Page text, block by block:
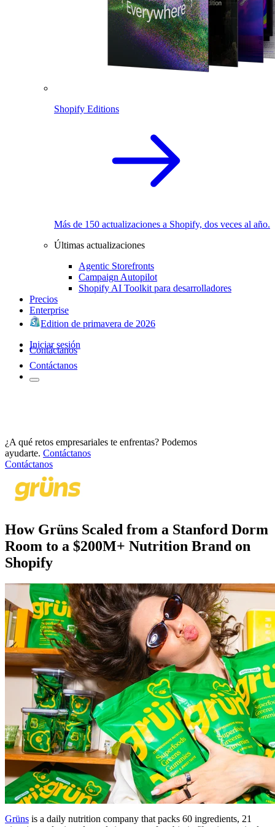
Shopify Editions
Más de 150 actualizaciones a Shopify, dos veces al año.
Últimas actualizaciones
Agentic Storefronts
Campaign Autopilot
Shopify AI Toolkit para desarrolladores
Precios
Enterprise
Edition de primavera de 2026
Iniciar sesión
Contáctanos
Contáctanos
¿A qué retos empresariales te enfrentas? Podemos
ayudarte. Contáctanos
Contáctanos
How Grüns Scaled from a Stanford Dorm
Room to a $200M+ Nutrition Brand on
Shopify
Grüns is a daily nutrition company that packs 60 ingredients, 21